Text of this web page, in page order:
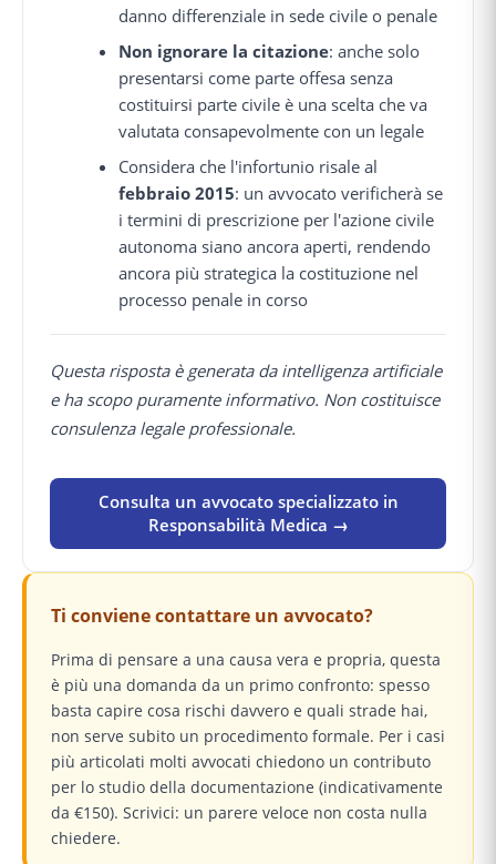
danno differenziale in sede civile o penale
Non ignorare la citazione: anche solo
presentarsi come parte offesa senza
costituirsi parte civile è una scelta che va
valutata consapevolmente con un legale
Considera che l'infortunio risale al
febbraio 2015: un avvocato verificherà se
i termini di prescrizione per l'azione civile
autonoma siano ancora aperti, rendendo
ancora più strategica la costituzione nel
processo penale in corso
Questa risposta è generata da intelligenza artificiale
e ha scopo puramente informativo. Non costituisce
consulenza legale professionale.
Consulta un avvocato specializzato in
Responsabilità Medica →
Ti conviene contattare un avvocato?
Prima di pensare a una causa vera e propria, questa
è più una domanda da un primo confronto: spesso
basta capire cosa rischi davvero e quali strade hai,
non serve subito un procedimento formale. Per i casi
più articolati molti avvocati chiedono un contributo
per lo studio della documentazione (indicativamente
da €150). Scrivici: un parere veloce non costa nulla
chiedere.